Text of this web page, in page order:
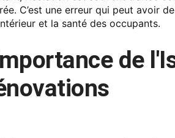
C’est une erreur qui peut avoir
et la santé des occupants.
de